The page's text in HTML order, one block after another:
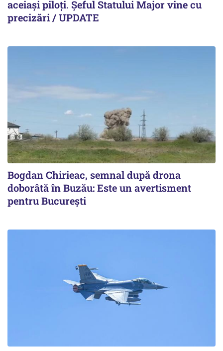
aceiași piloți. Şeful Statului Major vine cu
precizări / UPDATE
Bogdan Chirieac, semnal după drona
doborâtă în Buzău: Este un avertisment
pentru București